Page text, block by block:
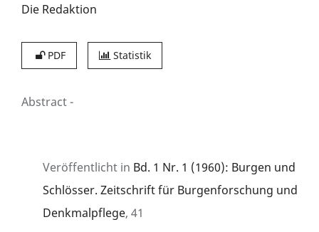
Die Redaktion
PDF Statistik
Abstract-
Veröffentlicht in Bd. 1 Nr. 1 (1960): Burgen und
Schlösser. Zeitschrift für Burgenforschung und
Denkmalpflege, 41